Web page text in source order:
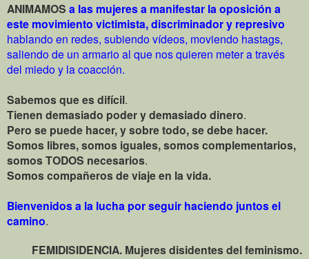
ANIMAMOS a las mujeres a manifestar la oposición a
este movimiento victimista, discriminador y represivo
hablando en redes, subiendo vídeos, moviendo hastags,
saliendo de un armario al que nos quieren meter a través
del miedo y la coacción.
Sabemos que es difícil.
Tienen demasiado poder y demasiado dinero.
Pero se puede hacer, y sobre todo, se debe hacer.
Somos libres, somos iguales, somos complementarios,
somos TODOS necesarios.
Somos compañeros de viaje en la vida.
Bienvenidos a la lucha por seguir haciendo juntos el
camino.
FEMIDISIDENCIA. Mujeres disidentes del feminismo.